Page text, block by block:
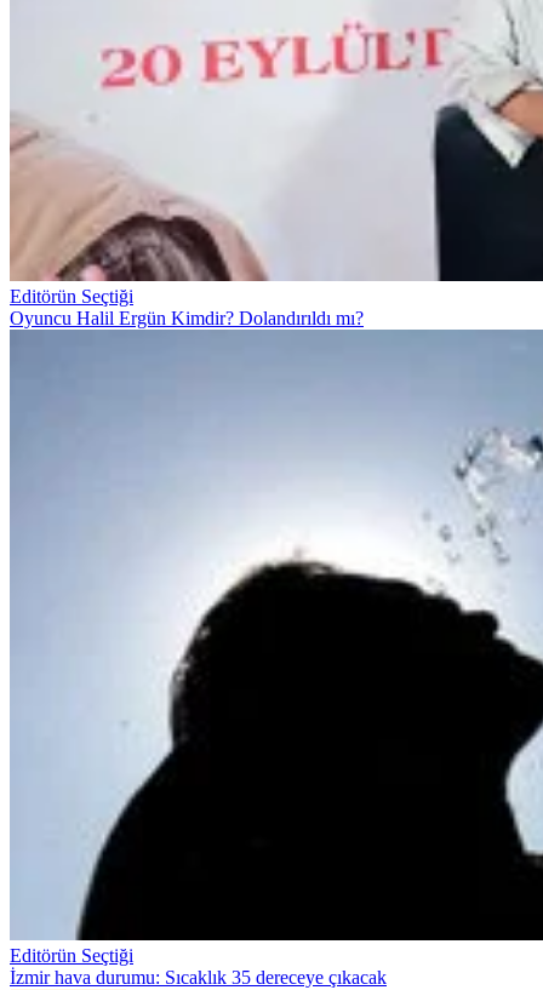
Editörün Seçtiği
Oyuncu Halil Ergün Kimdir? Dolandırıldı mı?
Editörün Seçtiği
İzmir hava durumu: Sıcaklık 35 dereceye çıkacak